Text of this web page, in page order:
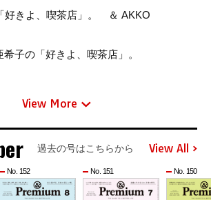
好きよ、喫茶店」。 ＆ AKKO
子の「好きよ、喫茶店」。
View More
過去の号はこちらから View All
No. 152 No. 151 No. 150